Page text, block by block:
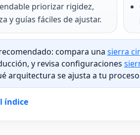
priorizar rigidez,
y guías fáciles de ajustar.
compara una sierra
y revisa configuraciones
arquitectura se ajusta a tu
índice